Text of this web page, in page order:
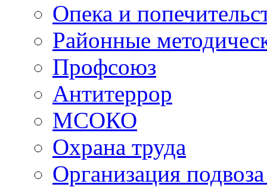
Опека и
Районные
Профсоюз
Антитеррор
МСОКО
Охрана труда
Организация